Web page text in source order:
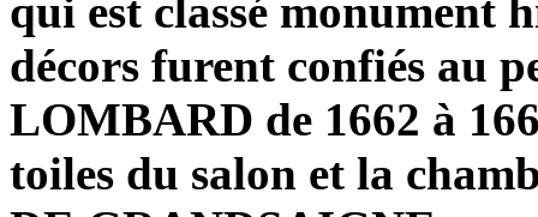
qui est classé monument
décors furent confiés au
LOMBARD de 1662 à
toiles du salon et la